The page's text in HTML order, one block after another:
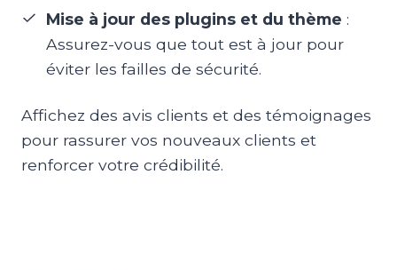
Mise à jour des plugins et du thème :
Assurez-vous que tout est à jour pour
éviter les failles de sécurité.
Affichez des avis clients et des témoignages
pour rassurer vos nouveaux clients et
renforcer votre crédibilité.